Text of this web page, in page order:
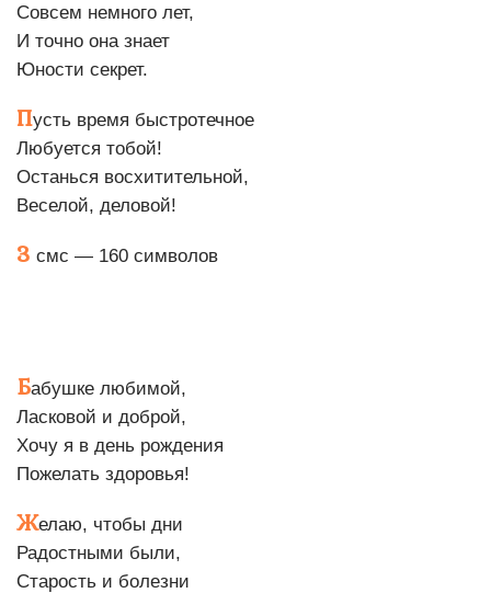
Совсем немного лет,
И точно она знает
Юности секрет.
Пусть время быстротечное
Любуется тобой!
Останься восхитительной,
Веселой, деловой!
3 смс — 160 символов
Бабушке любимой,
Ласковой и доброй,
Хочу я в день рождения
Пожелать здоровья!
Желаю, чтобы дни
Радостными были,
Старость и болезни